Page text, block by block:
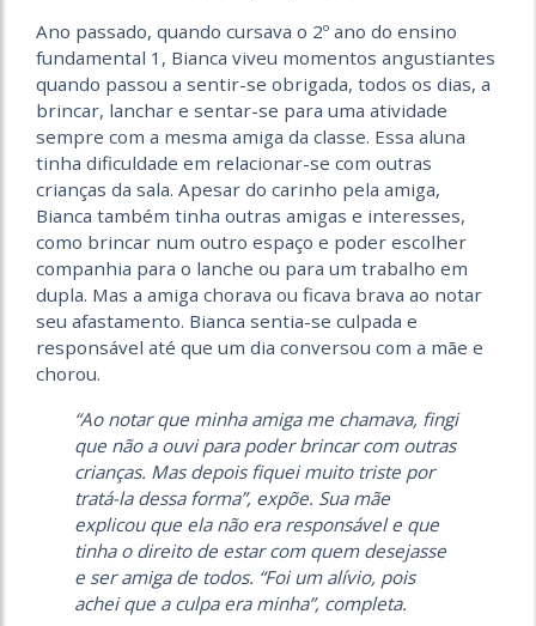
Ano passado, quando cursava o 2º ano do ensino
fundamental 1, Bianca viveu momentos angustiantes
quando passou a sentir-se obrigada, todos os dias, a
brincar, lanchar e sentar-se para uma atividade
sempre com a mesma amiga da classe. Essa aluna
tinha dificuldade em relacionar-se com outras
crianças da sala. Apesar do carinho pela amiga,
Bianca também tinha outras amigas e interesses,
como brincar num outro espaço e poder escolher
companhia para o lanche ou para um trabalho em
dupla. Mas a amiga chorava ou ficava brava ao notar
seu afastamento. Bianca sentia-se culpada e
responsável até que um dia conversou com a mãe e
chorou.
“Ao notar que minha amiga me chamava, fingi
que não a ouvi para poder brincar com outras
crianças. Mas depois fiquei muito triste por
tratá-la dessa forma”, expõe. Sua mãe
explicou que ela não era responsável e que
tinha o direito de estar com quem desejasse
e ser amiga de todos. “Foi um alívio, pois
achei que a culpa era minha”, completa.